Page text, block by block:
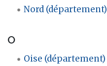
Nord (département)
O
Oise (département)